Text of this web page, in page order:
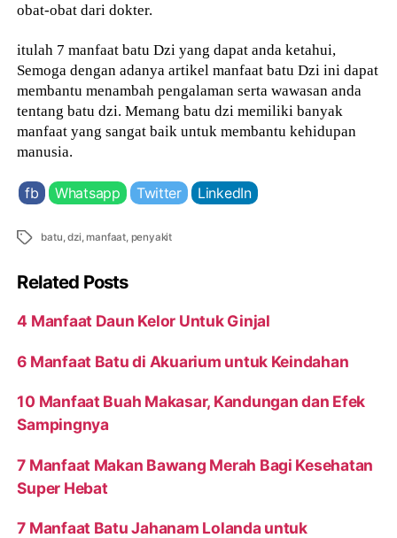
obat-obat dari dokter.
itulah 7 manfaat batu Dzi yang dapat anda ketahui,
Semoga dengan adanya artikel manfaat batu Dzi ini dapat
membantu menambah pengalaman serta wawasan anda
tentang batu dzi. Memang batu dzi memiliki banyak
manfaat yang sangat baik untuk membantu kehidupan
manusia.
fb Whatsapp Twitter LinkedIn
Tags batu,dzi,manfaat, penyakit
Related Posts
4 Manfaat Daun Kelor Untuk Ginjal
6 Manfaat Batu di Akuarium untuk Keindahan
10 Manfaat Buah Makasar, Kandungan dan Efek
Sampingnya
7 Manfaat Makan Bawang Merah Bagi Kesehatan
Super Hebat
7 Manfaat Batu Jahanam Lolanda untuk